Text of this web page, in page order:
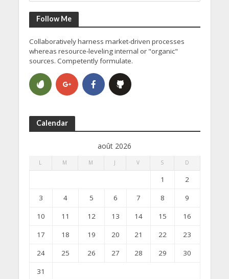
Follow Me
Collaboratively harness market-driven processes
whereas resource-leveling internal or "organic"
sources. Competently formulate.
Calendar
août 2026
L M M J V S D
1
2
3
4 5 6 7 8
9
10
11 12 13 14 15
16
17
18 19 20 21 22
23
24
25 26 27 28 29
30
31